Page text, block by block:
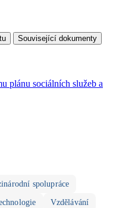
Související dokumenty
plánu sociálních služeb a
spolupráce
Vzdělávání